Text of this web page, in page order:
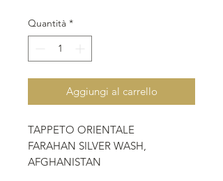
Quantità *
Aggiungi al carrello
TAPPETO ORIENTALE
FARAHAN SILVER WASH,
AFGHANISTAN